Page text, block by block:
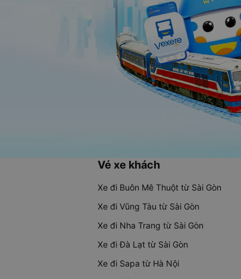
Vé xe khách
Xe đi Buôn Mê Thuột từ Sài Gòn
Xe đi Vũng Tàu từ Sài Gòn
Xe đi Nha Trang từ Sài Gòn
Xe đi Đà Lạt từ Sài Gòn
Xe đi Sapa từ Hà Nội